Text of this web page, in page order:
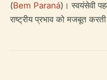
(Bem Paraná)। स्वयंसेवी
राष्ट्रीय प्रभाव को मजबूत